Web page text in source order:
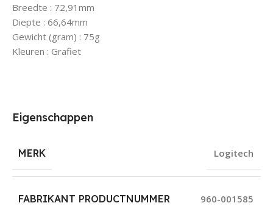
Breedte : 72,91mm
Diepte : 66,64mm
Gewicht (gram) : 75g
Kleuren : Grafiet
Eigenschappen
MERK Logitech
FABRIKANT PRODUCTNUMMER 960-001585